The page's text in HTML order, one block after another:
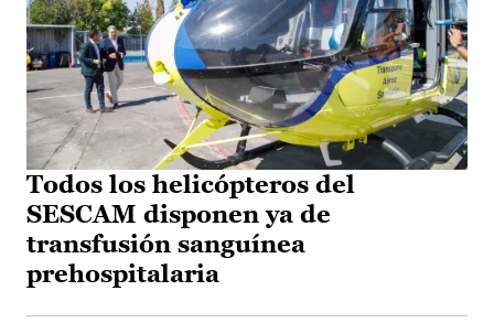
Todos los helicópteros del
SESCAM disponen ya de
transfusión sanguínea
prehospitalaria